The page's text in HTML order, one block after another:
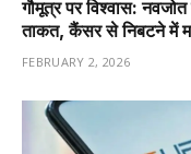
गौमूत्र पर विश्वास:
ताकत, कैंसर से निबटने में
FEBRUARY 2, 2026